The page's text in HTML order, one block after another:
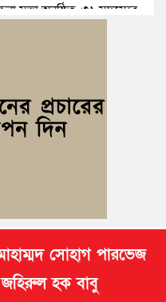
সভা অনুষ্ঠিত, ৩১ সদস্যের
ঝুলন্ত মরদেহ উদ্ধার
ডুবে শিশুর মৃত্যু
সোহাগ পারভেজ
জহিরুল হক বাবু